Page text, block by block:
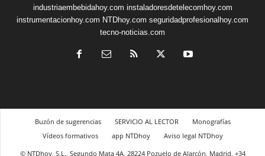
industriaembebidahoy.com instaladoresdetelecomhoy.com
instrumentacionhoy.com NTDhoy.com seguridadprofesionalhoy.com
tecno-noticias.com
Buzón de sugerencias SERVICIO AL LECTOR
Monografías
Vídeos formativos
app NTDhoy
Aviso legal NTDhoy
© NTDhoy, S.L., Segundo Mata 4A, 28224 Pozuelo de Alarcón, Madrid, +34